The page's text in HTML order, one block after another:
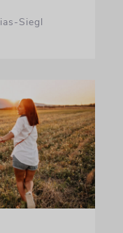
Siegl